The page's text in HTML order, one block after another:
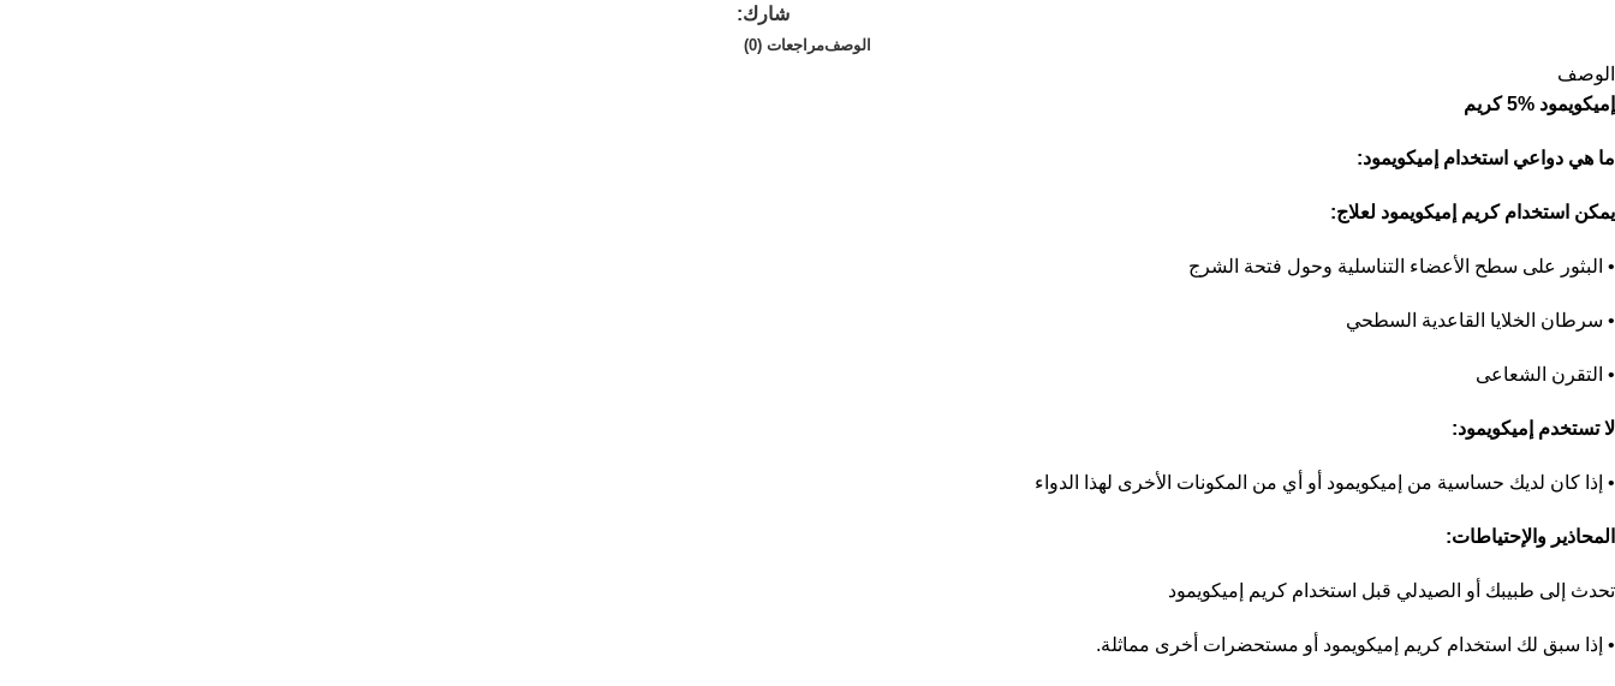
شارك:
الوصفمراجعات (0)
الوصف
إميكويمود %5 كريم
ما هي دواعي استخدام إميكويمود:
يمكن استخدام كريم إميكويمود لعلاج:
• البثور على سطح الأعضاء التناسلية وحول فتحة الشرج
• سرطان الخلايا القاعدية السطحي
• التقرن الشعاعى
لا تستخدم إميكويمود:
• إذا كان لديك حساسية من إميكويمود أو أي من المكونات الأخرى لهذا الدواء
المحاذير والإحتياطات:
تحدث إلى طبيبك أو الصيدلي قبل استخدام كريم إميكويمود
• إذا سبق لك استخدام كريم إميكويمود أو مستحضرات أخرى مماثلة.